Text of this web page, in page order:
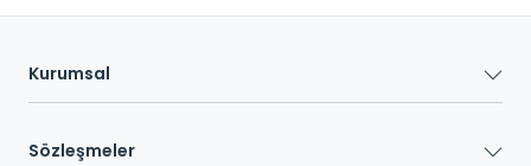
Kurumsal
Sözleşmeler